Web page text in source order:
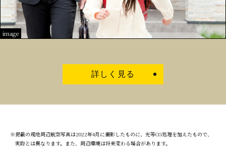
image
詳しく見る
※掲載の現地周辺航空写真は2022年4月に撮影したものに、光等CG処理を加えたもので、
実際とは異なります。また、周辺環境は将来変わる場合があります。